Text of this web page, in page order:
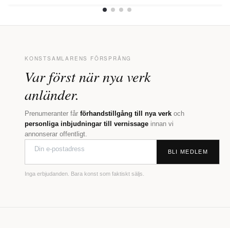
KONSTSAMLARENS FÖRSPRÅNG
Var först när nya verk
anländer.
Prenumeranter får förhandstillgång till nya verk och
personliga inbjudningar till vernissage innan vi
annonserar offentligt.
BLI MEDLEM
Inga erbjudanden. Bara konst som faktiskt säljs.